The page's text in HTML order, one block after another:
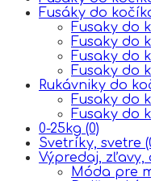
Fusáky do
Fusaky do
Fusaky do
Fusaky do
Fusaky do
Rukávniky do
Fusaky do
Fusaky do
0-25kg (0)
Svetríky, svetre
Výpredaj, zľavy,
Móda pre